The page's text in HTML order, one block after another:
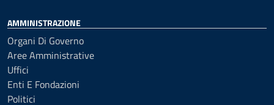
AMMINISTRAZIONE
Organi Di Governo
Aree Amministrative
Uffici
Enti E Fondazioni
Politici